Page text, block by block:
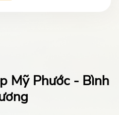
Mỹ Phước - Bình